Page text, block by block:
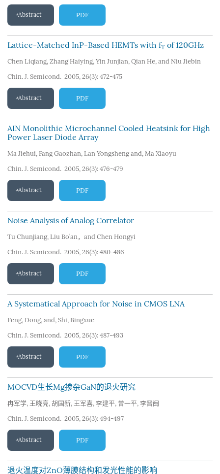
Abstract PDF
Lattice-Matched InP-Based HEMTs with fT of 120GHz
Chen Liqiang, Zhang Haiying, Yin Junjian, Qian He, and Niu Jiebin
Chin. J. Semicond. 2005, 26(3): 472-475
Abstract PDF
AIN Monolithic Microchannel Cooled Heatsink for High
Power Laser Diode Array
Ma Jiehui, Fang Gaozhan, Lan Yongsheng and, Ma Xiaoyu
Chin. J. Semicond. 2005, 26(3): 476-479
Abstract PDF
Noise Analysis of Analog Correlator
Tu Chunjiang, Liu Bo’an，and Chen Hongyi
Chin. J. Semicond. 2005, 26(3): 480-486
Abstract PDF
A Systematical Approach for Noise in CMOS LNA
Feng, Dong, and, Shi, Bingxue
Chin. J. Semicond. 2005, 26(3): 487-493
Abstract PDF
MOCVD生长Mg掺杂GaN的退火研究
冉军学, 王晓亮, 胡国新, 王军喜, 李建平, 曾一平, 李晋闽
Chin. J. Semicond. 2005, 26(3): 494-497
Abstract PDF
退火温度对ZnO薄膜结构和发光性能的影响